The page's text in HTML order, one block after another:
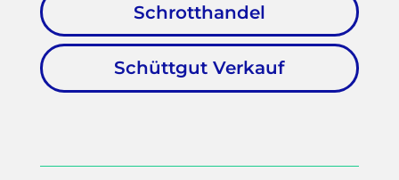
Schrotthandel
Schüttgut Verkauf